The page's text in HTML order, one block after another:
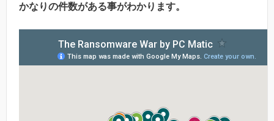
かなりの件数がある事がわかります。